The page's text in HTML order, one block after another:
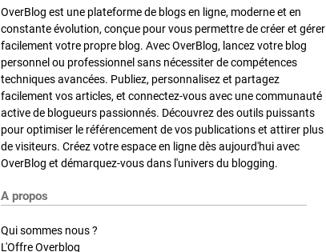
OverBlog est une plateforme de blogs en ligne, moderne et en
constante évolution, conçue pour vous permettre de créer et gérer
facilement votre propre blog. Avec OverBlog, lancez votre blog
personnel ou professionnel sans nécessiter de compétences
techniques avancées. Publiez, personnalisez et partagez
facilement vos articles, et connectez-vous avec une communauté
active de blogueurs passionnés. Découvrez des outils puissants
pour optimiser le référencement de vos publications et attirer plus
de visiteurs. Créez votre espace en ligne dès aujourd'hui avec
OverBlog et démarquez-vous dans l'univers du blogging.
A propos
Qui sommes nous ?
L'Offre Overblog